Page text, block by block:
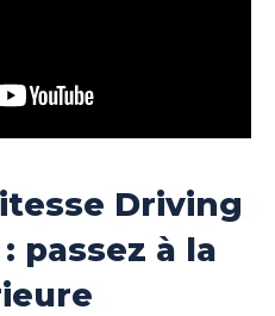
Driving
passez à la